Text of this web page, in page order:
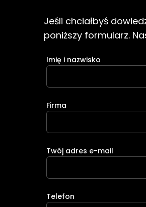
Jeśli chciałbyś
poniższy formularz.
Imię i nazwisko
Firma
Twój adres e-mail
Telefon